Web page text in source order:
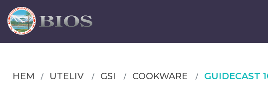
HEM UTELIV GSI COOKWARE GUIDECAST